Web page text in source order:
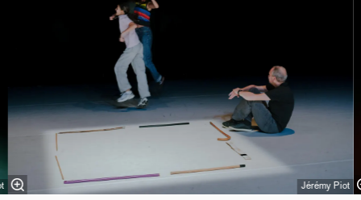
Jérémy Piot